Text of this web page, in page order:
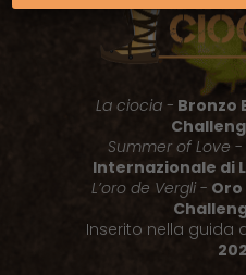
La ciocia - Bronzo
Summer of Love -
Internazionale di
L’oro de Vergli -
Inserito nella guida